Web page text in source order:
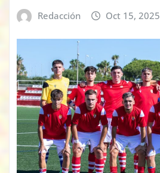
Redacción Oct 15, 2025